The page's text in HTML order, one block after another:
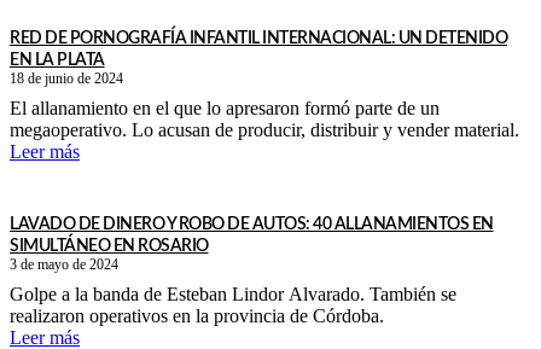
RED DE PORNOGRAFÍA INFANTIL INTERNACIONAL: UN DETENIDO
EN LA PLATA
18 de junio de 2024
El allanamiento en el que lo apresaron formó parte de un
megaoperativo. Lo acusan de producir, distribuir y vender material.
Leer más
LAVADO DE DINERO Y ROBO DE AUTOS: 40 ALLANAMIENTOS EN
SIMULTÁNEO EN ROSARIO
3 de mayo de 2024
Golpe a la banda de Esteban Lindor Alvarado. También se
realizaron operativos en la provincia de Córdoba.
Leer más